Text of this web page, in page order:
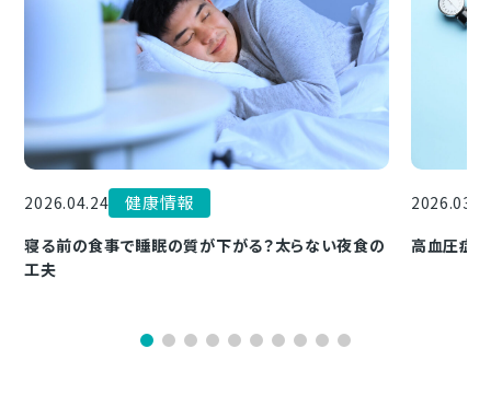
2026.04.24 健康情報
寝る前の食事で睡眠の質が下がる？太らない夜食の
工夫
高血圧症